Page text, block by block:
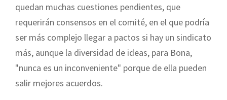
quedan muchas cuestiones pendientes, que
requerirán consensos en el comité, en el que podría
ser más complejo llegar a pactos si hay un sindicato
más, aunque la diversidad de ideas, para Bona,
"nunca es un inconveniente" porque de ella pueden
salir mejores acuerdos.